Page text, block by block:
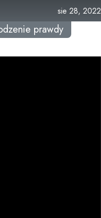
sie 28, 2022
prawdy